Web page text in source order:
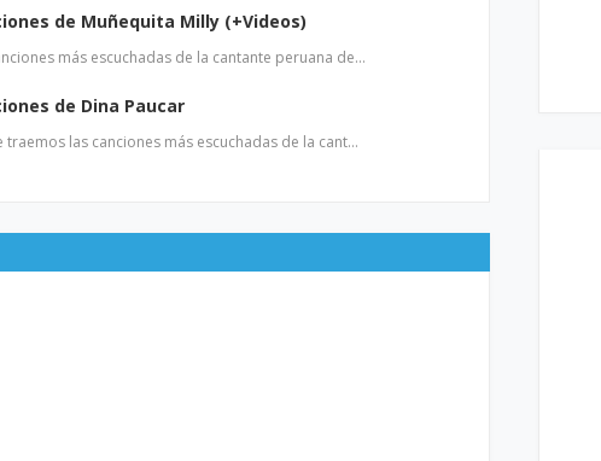
de Muñequita Milly (+Videos)
más escuchadas de la cantante peruana de…
de Dina Paucar
traemos las canciones más escuchadas de la cant…